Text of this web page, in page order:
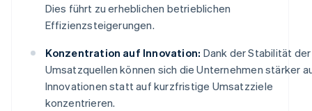
Dies führt zu erheblichen betrieblichen
Effizienzsteigerungen.
Konzentration auf Innovation: Dank der Stabilität der
Umsatzquellen können sich die Unternehmen stärker
Innovationen statt auf kurzfristige Umsatzziele
konzentrieren.